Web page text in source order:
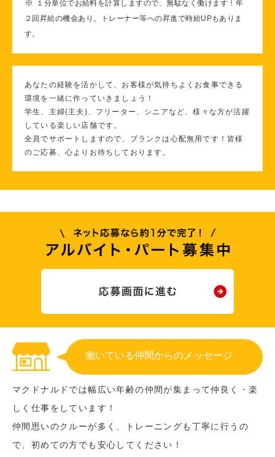
※
１分単位でお給料を計算しますので、無駄なく働けます！年
２回昇給の機会あり。トレーナー等への昇進で時給UPもありま
す。
あなたの経験を活かして、お客様が気持ちよくお食事できる
環境を一緒に作っていきましょう！
学生、主婦(主夫)、フリーター、シニアなど、様々な方が活躍
している楽しい店舗です。
全員でサポートしますので、ブランクは心配無用です！皆様
のご応募、心よりお待ちしております。
働いている仲間からのメッセージ
マクドナルドでは幅広い年齢の仲間が集まって仲良く・楽
しく仕事をしています！
仲間思いのクルーが多く、トレーニングも丁寧に行うの
で、初めての方でも安心してください！